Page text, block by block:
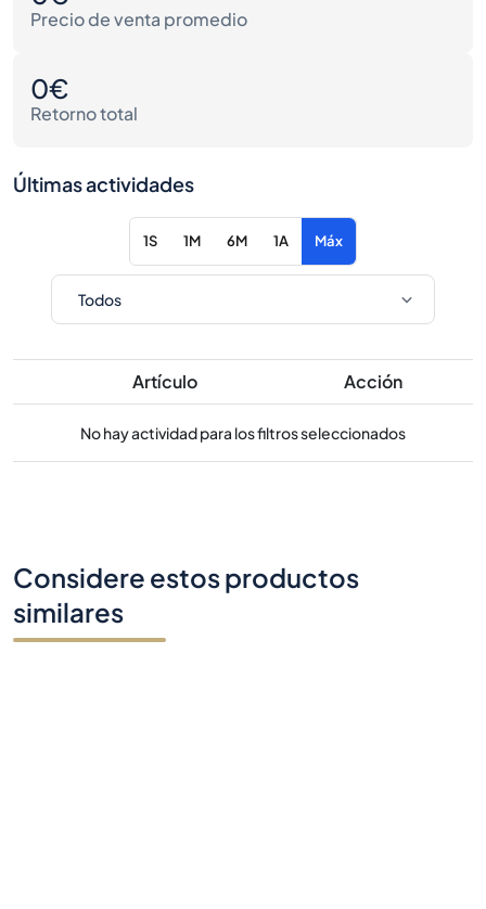
Precio de venta promedio
0€
Retorno total
Últimas actividades
1S 1M 6M 1A Máx
Artículo Acción
No hay actividad para los filtros seleccionados
Considere estos productos
similares